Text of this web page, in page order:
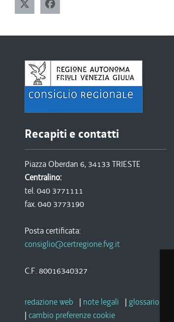
Recapiti e contatti
Piazza Oberdan 6, 34133 TRIESTE
Centralino:
tel. 040 3771111
fax. 040 3773190
Posta certificata:
consiglio@certregione.fvg.it
C.F. 80016340327
redazione web | note legali | glossario
| cambio preferenze cookie